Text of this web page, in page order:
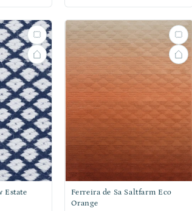
prijs
Estate
Ferreira de Sa Saltfarm Eco
Orange